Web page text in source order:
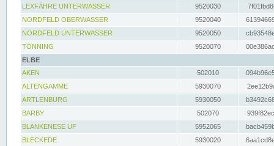
LEXFÄHRE UNTERWASSER
9520030
NORDFELD OBERWASSER
9520040
NORDFELD UNTERWASSER
9520050
TÖNNING
9520070
ELBE
AKEN
502010
ALTENGAMME
5930070
ARTLENBURG
5930050
BARBY
502070
BLANKENESE UF
5952065
BLECKEDE
5930020